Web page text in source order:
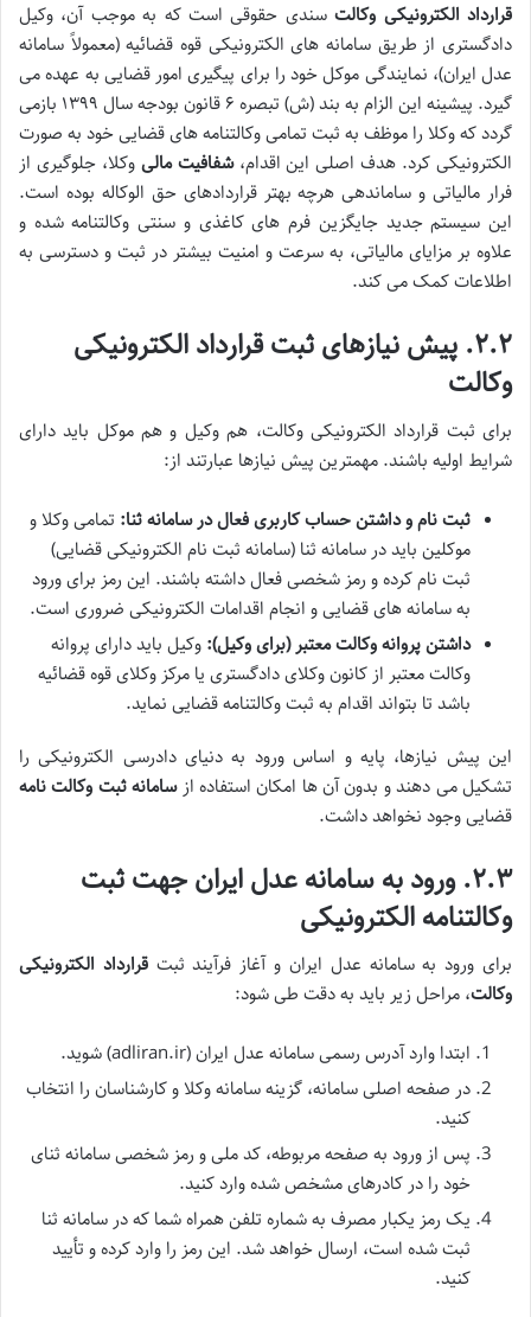
قرارداد الکترونیکی وکالتسندی حقوقی است که به موجب آن، وکیل
دادگستری از طریق سامانه های الکترونیکی قوه قضائیه (معمولاً سامانه
عدل ایران)، نمایندگی موکل خود را برای پیگیری امور قضایی به عهده می
گیرد. پیشینه این الزام به بند (ش) تبصره ۶ قانون بودجه سال ۱۳۹۹ بازمی
گردد که وکلا را موظف به ثبت تمامی وکالتنامه های قضایی خود به صورت
الکترونیکی کرد. هدف اصلی این اقدام،شفافیت مالی وکلا، جلوگیری از
فرار مالیاتی و ساماندهی هرچه بهتر قراردادهای حق الوکاله بوده است.
این سیستم جدید جایگزین فرم های کاغذی و سنتی وکالتنامه شده و
علاوه بر مزایای مالیاتی، به سرعت و امنیت بیشتر در ثبت و دسترسی به
اطلاعات کمک می کند.
۲.۲. پیش نیازهای ثبت قرارداد الکترونیکی
وکالت
برای ثبت قرارداد الکترونیکی وکالت، هم وکیل و هم موکل باید دارای
شرایط اولیه باشند. مهمترین پیش نیازها عبارتند از:
ثبت نام و داشتن حساب کاربری فعال در سامانه ثنا: تمامی وکلا و
موکلین باید در سامانه ثنا (سامانه ثبت نام الکترونیکی قضایی)
ثبت نام کرده و رمز شخصی فعال داشته باشند. این رمز برای ورود
به سامانه های قضایی و انجام اقدامات الکترونیکی ضروری است.
داشتن پروانه وکالت معتبر (برای وکیل): وکیل باید دارای پروانه
وکالت معتبر از کانون وکلای دادگستری یا مرکز وکلای قوه قضائیه
باشد تا بتواند اقدام به ثبت وکالتنامه قضایی نماید.
این پیش نیازها، پایه و اساس ورود به دنیای دادرسی الکترونیکی را
تشکیل می دهند و بدون آن ها امکان استفاده ازسامانه ثبت وکالت نامه
قضایی وجود نخواهد داشت.
۲.۳. ورود به سامانه عدل ایران جهت ثبت
وکالتنامه الکترونیکی
برای ورود به سامانه عدل ایران و آغاز فرآیند ثبتقرارداد الکترونیکی
وکالت، مراحل زیر باید به دقت طی شود:
ابتدا وارد آدرس رسمی سامانه عدل ایران (adliran.ir) شوید.
در صفحه اصلی سامانه، گزینه سامانه وکلا و کارشناسان را انتخاب
کنید.
پس از ورود به صفحه مربوطه، کد ملی و رمز شخصی سامانه ثنای
خود را در کادرهای مشخص شده وارد کنید.
یک رمز یکبار مصرف به شماره تلفن همراه شما که در سامانه ثنا
ثبت شده است، ارسال خواهد شد. این رمز را وارد کرده و تأیید
کنید.